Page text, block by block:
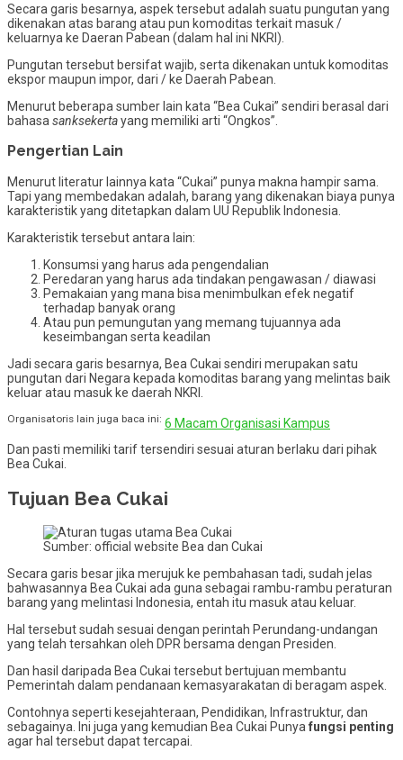
Secara garis besarnya, aspek tersebut adalah suatu pungutan yang
dikenakan atas barang atau pun komoditas terkait masuk /
keluarnya ke Daeran Pabean (dalam hal ini NKRI).
Pungutan tersebut bersifat wajib, serta dikenakan untuk komoditas
ekspor maupun impor, dari / ke Daerah Pabean.
Menurut beberapa sumber lain kata “Bea Cukai” sendiri berasal dari
bahasa sanksekertayang memiliki arti “Ongkos”.
Pengertian Lain
Menurut literatur lainnya kata “Cukai” punya makna hampir sama.
Tapi yang membedakan adalah, barang yang dikenakan biaya punya
karakteristik yang ditetapkan dalam UU Republik Indonesia.
Karakteristik tersebut antara lain:
Konsumsi yang harus ada pengendalian
Peredaran yang harus ada tindakan pengawasan / diawasi
Pemakaian yang mana bisa menimbulkan efek negatif
terhadap banyak orang
Atau pun pemungutan yang memang tujuannya ada
keseimbangan serta keadilan
Jadi secara garis besarnya, Bea Cukai sendiri merupakan satu
pungutan dari Negara kepada komoditas barang yang melintas baik
keluar atau masuk ke daerah NKRI.
Organisatoris lain juga baca ini: 6 Macam Organisasi Kampus
Dan pasti memiliki tarif tersendiri sesuai aturan berlaku dari pihak
Bea Cukai.
Tujuan Bea Cukai
Sumber: official website Bea dan Cukai
Secara garis besar jika merujuk ke pembahasan tadi, sudah jelas
bahwasannya Bea Cukai ada guna sebagai rambu-rambu peraturan
barang yang melintasi Indonesia, entah itu masuk atau keluar.
Hal tersebut sudah sesuai dengan perintah Perundang-undangan
yang telah tersahkan oleh DPR bersama dengan Presiden.
Dan hasil daripada Bea Cukai tersebut bertujuan membantu
Pemerintah dalam pendanaan kemasyarakatan di beragam aspek.
Contohnya seperti kesejahteraan, Pendidikan, Infrastruktur, dan
sebagainya. Ini juga yang kemudian Bea Cukai Punya fungsi penting
agar hal tersebut dapat tercapai.